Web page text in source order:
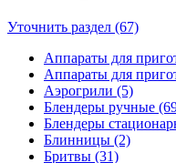
Уточнить раздел (67)
Аппараты для
Аппараты для
Аэрогрили (5)
Блендеры ручные
Блендеры
Блинницы (2)
Бритвы (31)